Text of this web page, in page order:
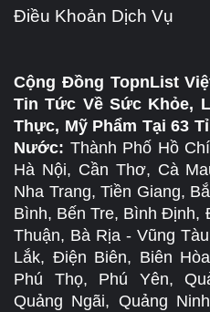
Điều Khoản Dịch Vụ
Cộng Đồng TopnList
Tin Tức Về Sức Khỏe,
Thực, Mỹ Phẩm Tại 63
Nước: Thành Phố Hồ
Hà Nội, Cần Thơ, Cà
Nha Trang, Tiền Giang,
Bình, Bến Tre, Bình Định,
Thuận, Bà Rịa - Vũng
Lắk, Điện Biên, Biên
Phú Thọ, Phú Yên,
Quảng Ngãi, Quảng